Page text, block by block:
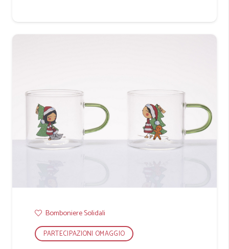
Bomboniere Solidali
PARTECIPAZIONI OMAGGIO